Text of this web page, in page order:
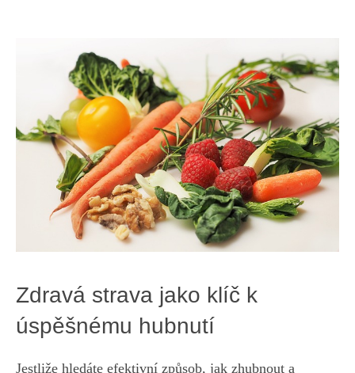
Zdravá strava ⁤jako⁢ klíč k
úspěšnému‍ hubnutí
Jestliže hledáte efektivní ‍způsob, jak zhubnout​ a